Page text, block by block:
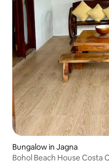
Bungalow in Jagna
Bohol Beach House Costa